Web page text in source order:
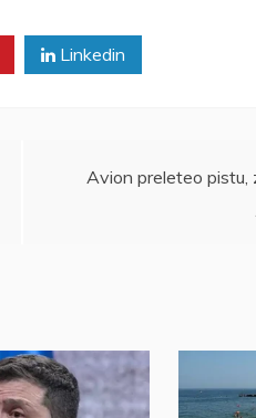
Linkedin
Avion preleteo pistu,